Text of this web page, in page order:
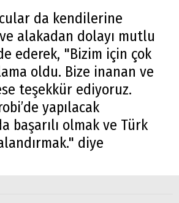
da kendilerine
alakadan dolayı mutlu
ederek, "Bizim için çok
oldu. Bize inanan ve
teşekkür ediyoruz.
yapılacak
başarılı olmak ve Türk
diye